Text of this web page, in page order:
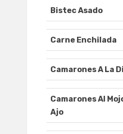
Bistec Asado
Carne Enchilada
Camarones A La
Camarones Al
Ajo